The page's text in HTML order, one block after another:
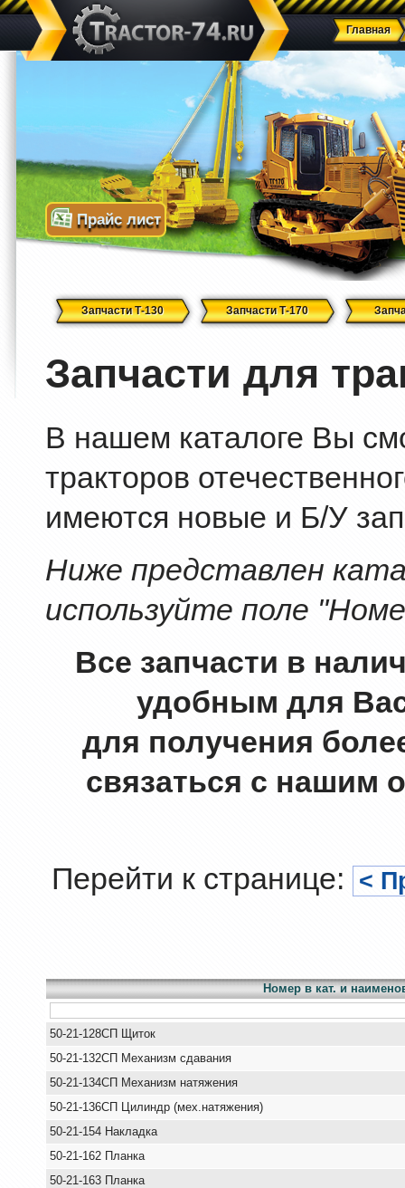
Главная
Запчасти Т-130 Запчасти Т-170
Прайс лист
Запчасти для
В нашем каталоге Вы
тракторов
имеются новые и Б/У
Ниже представлен
используйте поле
Все запчасти в
удобным для
для получения
связаться с нашим
Перейти к странице: <
Номер в кат. и
50-21-128СП Щиток
50-21-132СП Механизм сдавания
50-21-134СП Механизм натяжения
50-21-136СП Цилиндр (мех.натяжения)
50-21-154 Накладка
50-21-162 Планка
50-21-163 Планка